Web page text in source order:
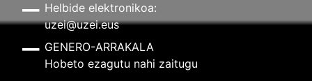
Helbide elektronikoa:
uzei@uzei.eus
GENERO-ARRAKALA
Hobeto ezagutu nahi zaitugu